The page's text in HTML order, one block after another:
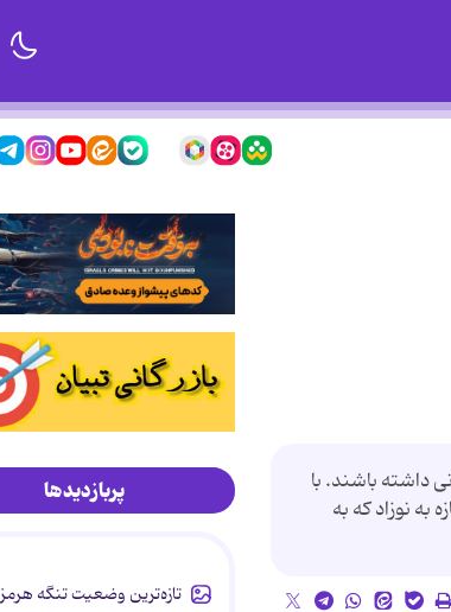
داشته باشند. با
نوزاد و اجازه به نوزاد که به
پربازدیدها
تازه‌ترین وضعیت تنگه هرمز